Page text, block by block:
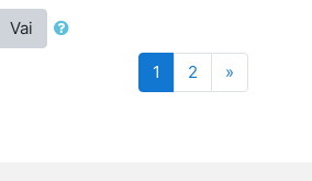
Vai
1 (zttuale)
2 »